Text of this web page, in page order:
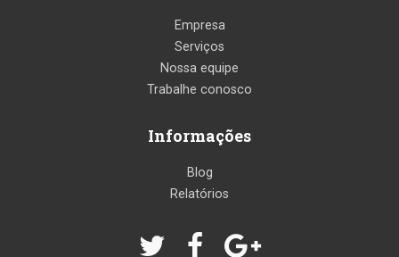
Empresa
Serviços
Nossa equipe
Trabalhe conosco
Informações
Blog
Relatórios